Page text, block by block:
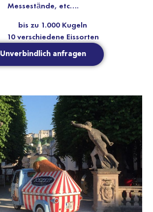
Messestände, etc….
bis zu 1.000 Kugeln
10 verschiedene Eissorten
Unverbindlich anfragen